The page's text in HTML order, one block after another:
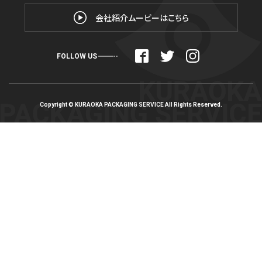
会社紹介ムービーはこちら
FOLLOW US
Copyright © KURAOKA PACKAGING SERVICE All Rights Reserved.